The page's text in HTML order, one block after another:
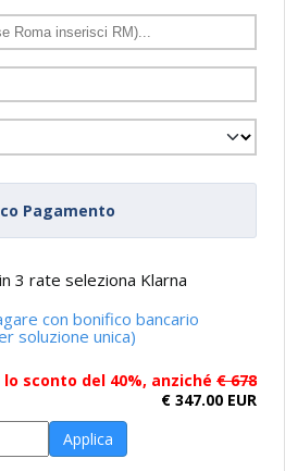
Pagamento
3 rate seleziona Klarna
con bonifico bancario
soluzione unica)
lo sconto del 40%, anziché € 678
€ 347.00 EUR
Applica